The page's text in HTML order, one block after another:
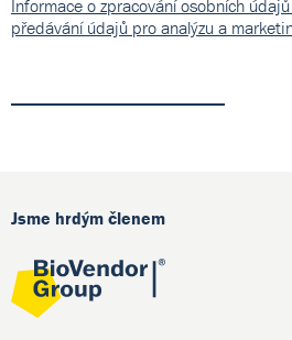
Informace o zpracování osobních
předávání údajů pro analýzu a
Jsme hrdým členem